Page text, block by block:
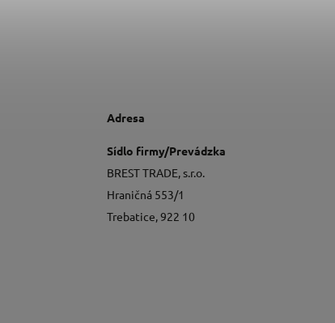
Adresa
Sídlo firmy/Prevádzka
BREST TRADE, s.r.o.
Hraničná 553/1
Trebatice, 922 10